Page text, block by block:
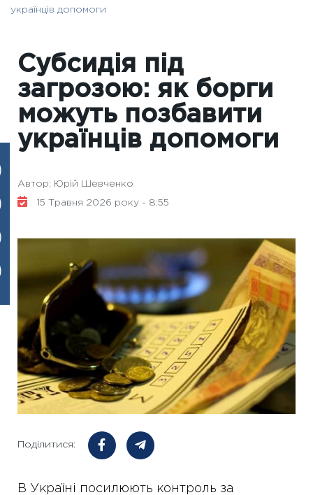
українців допомоги
Субсидія під
загрозою: як борги
можуть позбавити
українців допомоги
Автор: Юрій Шевченко
15 Травня 2026 року - 8:55
Поділитися:
В Україні посилюють контроль за